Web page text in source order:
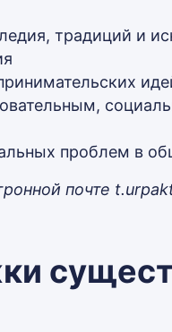
традиций и
проблем в
почте